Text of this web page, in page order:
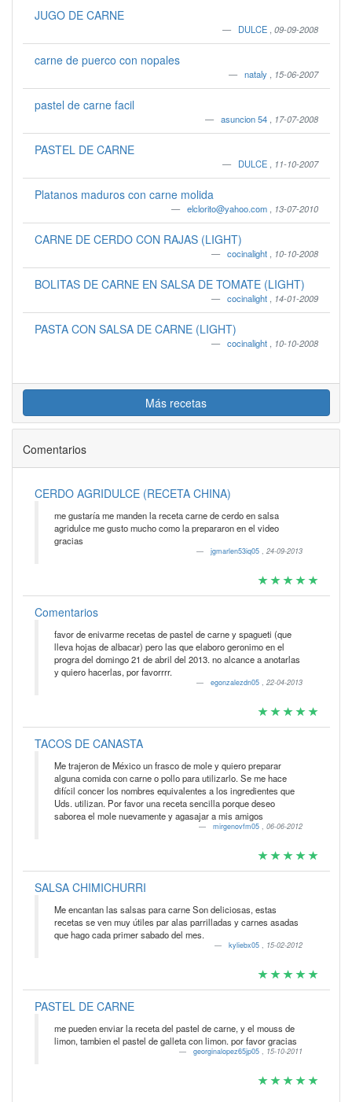
JUGO DE CARNE
DULCE 09-09-2008
carne de puerco con nopales
nataly 15-06-2007
pastel de carne facil
asuncion 54 17-07-2008
PASTEL DE CARNE
DULCE 11-10-2007
Platanos maduros con carne molida
elclorito@yahoo.com 13-07-2010
CARNE DE CERDO CON RAJAS (LIGHT)
cocinalight 10-10-2008
BOLITAS DE CARNE EN SALSA DE TOMATE (LIGHT)
cocinalight 14-01-2009
PASTA CON SALSA DE CARNE (LIGHT)
cocinalight 10-10-2008
Más recetas
Comentarios
CERDO AGRIDULCE (RECETA CHINA)
me gustaría me manden la receta carne de cerdo en salsa
agridulce me gusto mucho como la prepararon en el video
gracias
jgmarlen53iq05 , 24-09-2013
Comentarios
favor de enivarme recetas de pastel de carne y spagueti (que
lleva hojas de albacar) pero las que elaboro geronimo en el
progra del domingo 21 de abril del 2013. no alcance a anotarlas
y quiero hacerlas, por favorrrr.
egonzalezdn05 , 22-04-2013
TACOS DE CANASTA
Me trajeron de México un frasco de mole y quiero preparar
alguna comida con carne o pollo para utilizarlo. Se me hace
difícil concer los nombres equivalentes a los ingredientes que
Uds. utilizan. Por favor una receta sencilla porque deseo
saborea el mole nuevamente y agasajar a mis amigos
mirgenovfm05 , 06-06-2012
SALSA CHIMICHURRI
Me encantan las salsas para carne Son deliciosas, estas
recetas se ven muy útiles par alas parrilladas y carnes asadas
que hago cada primer sabado del mes.
kyliebx05 , 15-02-2012
PASTEL DE CARNE
me pueden enviar la receta del pastel de carne, y el mouss de
limon, tambien el pastel de galleta con limon. por favor gracias
georginalopez65jp05 , 15-10-2011